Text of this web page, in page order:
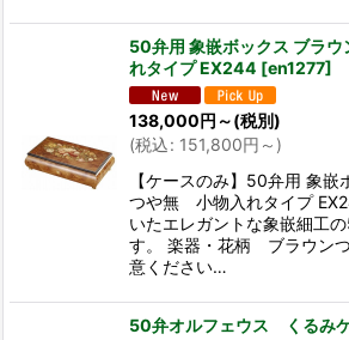
50弁用 象嵌ボックス ブラ
れタイプ EX244 [en1277]
138,000円 ～(税別)
(税込: 151,800円 ～ )
【ケースのみ】50弁用 象嵌
つや無 小物入れタイプ
いたエレガントな象嵌細工
す。 楽器・花柄 ブラウン
意ください…
50弁オルフェウス くるみ